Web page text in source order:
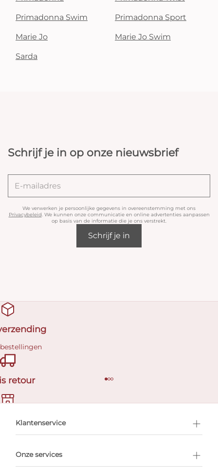
Primadonna Swim Primadonna Sport
Marie Jo Marie Jo Swim
Sarda
Schrijf je in op onze nieuwsbrief
We verwerken je persoonlijke gegevens in overeenstemming met ons
Privacybeleid. We kunnen onze communicatie en online advertenties aanpassen
op basis van de informatie die je ons verstrekt.
Schrijf je in
retour
afspraak
Klantenservice
Onze services